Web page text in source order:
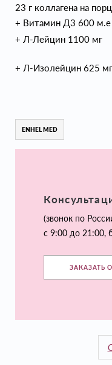
23 г коллагена на
+ Витамин Д3 600 м.е
+ Л-Лейцин 1100 мг
+ Л-Изолейцин 625
ENHEL MED
(звонок по
с 9:00 до 21:00,
ЗАКАЗАТЬ